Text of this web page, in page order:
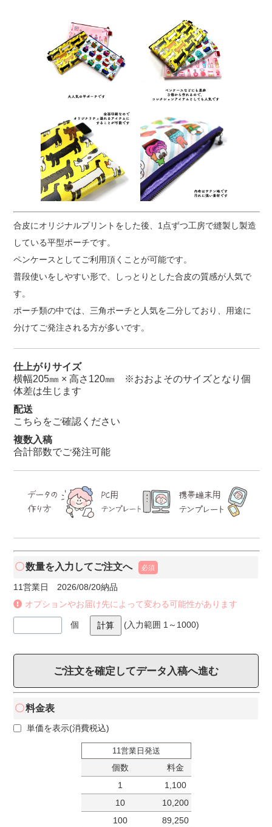
合皮にオリジナルプリントをした後、1点ずつ工房で縫製し製造
している平型ポーチです。
ペンケースとしてご利用頂くことが可能です。
普段使いをしやすい形で、しっとりとした合皮の質感が人気で
す。
ポーチ類の中では、三角ポーチと人気を二分しており、用途に
分けてご発注される方が多いです。
仕上がりサイズ
横幅205㎜ × 高さ120㎜ ※おおよそのサイズとなり個
体差は生じます
配送
こちらをご確認ください
複数入稿
合計部数でご発注可能
数量を入力してご注文へ 必須
11営業日 2026/08/20納品
オプションやお届け先によって変わる可能性があります
個 (入力範囲 1～1000)
ご注文を確定してデータ入稿へ進む
料金表
単価を表示(消費税込)
11営業日発送
個数
料金
1
1,100
10
10,200
100
89,250